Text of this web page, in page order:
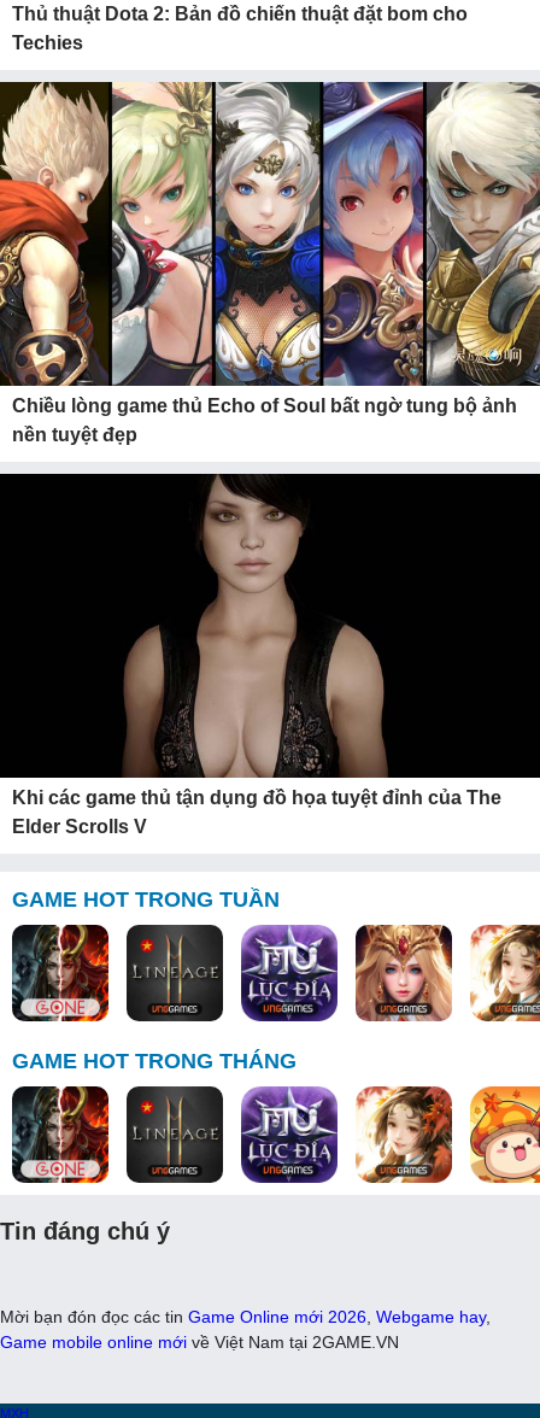
Thủ thuật Dota 2: Bản đồ chiến thuật đặt bom cho
Techies
Chiều lòng game thủ Echo of Soul bất ngờ tung bộ ảnh
nền tuyệt đẹp
Khi các game thủ tận dụng đồ họa tuyệt đỉnh của The
Elder Scrolls V
GAME HOT TRONG TUẦN
GAME HOT TRONG THÁNG
Tin đáng chú ý
Mời bạn đón đọc các tin Game Online mới 2026 Webgame hay,
Game mobile online mới về Việt Nam tại 2GAME.VN
MXH